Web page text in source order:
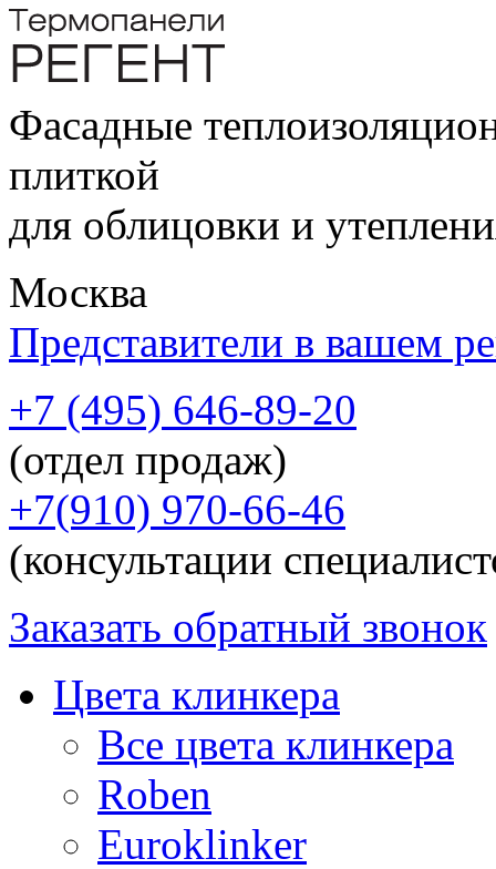
Фасадные
плиткой
для облицовки и
Москва
Представители в вашем
+7 (495) 646-89-20
(отдел продаж)
+7(910) 970-66-46
(консультации
Заказать обратный звонок
Цвета клинкера
Все цвета клинкера
Roben
Euroklinker